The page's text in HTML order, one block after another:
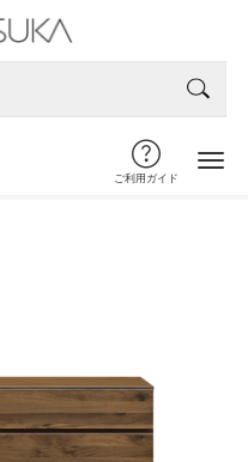
ご利用ガイド